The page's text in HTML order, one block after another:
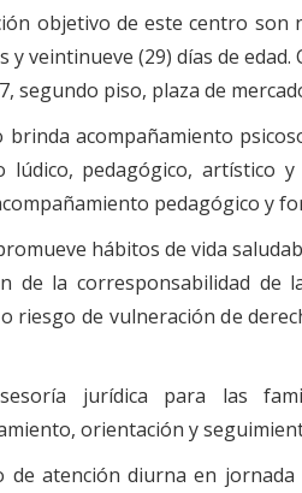
objetivo de este centro son
y veintinueve (29) días de
segundo piso, plaza de
brinda acompañamiento
lúdico, pedagógico, artístico
pedagógico y
hábitos de vida
de la corresponsabilidad de
riesgo de vulneración de
jurídica para las
orientación y
de atención diurna en jornada